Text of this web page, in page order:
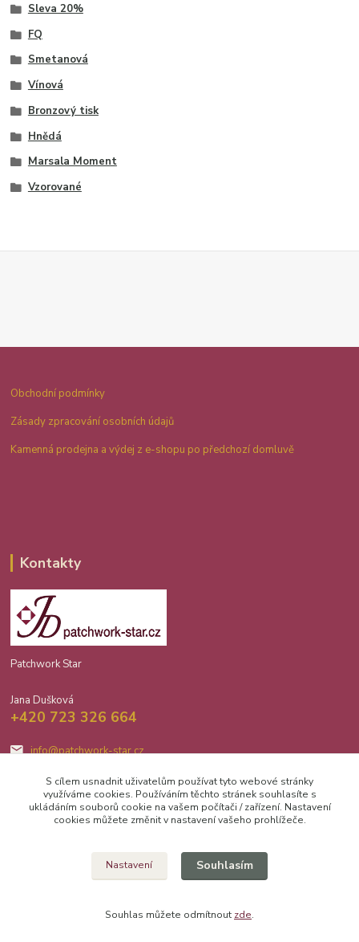
Sleva 20%
FQ
Smetanová
Vínová
Bronzový tisk
Hnědá
Marsala Moment
Vzorované
Obchodní podmínky
Zásady zpracování osobních údajů
Kamenná prodejna a výdej z e-shopu po předchozí domluvě
Kontakty
Patchwork Star
Jana Dušková
+420 723 326 664
info@patchwork-star.cz
Upravit sběr cookies.
2026 Jana Dušková Patchwork Star
S cílem usnadnit uživatelům používat tyto webové stránky
využíváme cookies. Používáním těchto stránek souhlasíte s
ukládáním souborů cookie na vašem počítači / zařízení. Nastavení
cookies můžete změnit v nastavení vašeho prohlížeče.
Nastavení Souhlasím
Souhlas můžete odmítnout zde.